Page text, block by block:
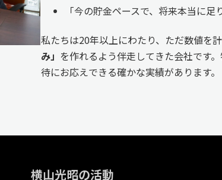
「今の貯金ペースで、将来本当に足
私たちは20年以上にわたり、ただ数値を
み」 を作れるよう伴走してきた会社です
待にお応えできる確かな実績があります。
横山光昭の活動